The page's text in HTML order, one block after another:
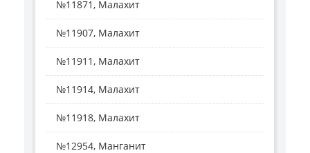
№11871, Малахит
№11907, Малахит
№11911, Малахит
№11914, Малахит
№11918, Малахит
№12954, Манганит